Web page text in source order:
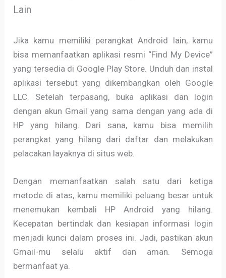
Lain
Jika kamu memiliki perangkat Android lain, kamu
bisa memanfaatkan aplikasi resmi “Find My Device”
yang tersedia di Google Play Store. Unduh dan instal
aplikasi tersebut yang dikembangkan oleh Google
LLC. Setelah terpasang, buka aplikasi dan login
dengan akun Gmail yang sama dengan yang ada di
HP yang hilang. Dari sana, kamu bisa memilih
perangkat yang hilang dari daftar dan melakukan
pelacakan layaknya di situs web.
Dengan memanfaatkan salah satu dari ketiga
metode di atas, kamu memiliki peluang besar untuk
menemukan kembali HP Android yang hilang.
Kecepatan bertindak dan kesiapan informasi login
menjadi kunci dalam proses ini. Jadi, pastikan akun
Gmail-mu selalu aktif dan aman. Semoga
bermanfaat ya.